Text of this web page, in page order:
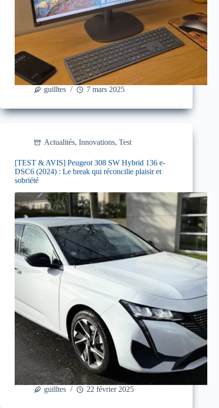
guilltes 7 mars 2025
Actualités, Innovations, Test
[TEST & AVIS] Peugeot 308 SW Hybrid 136 e-
DSC6 (2024) : Le break qui réconcilie plaisir et
sobriété
guilltes 22 février 2025